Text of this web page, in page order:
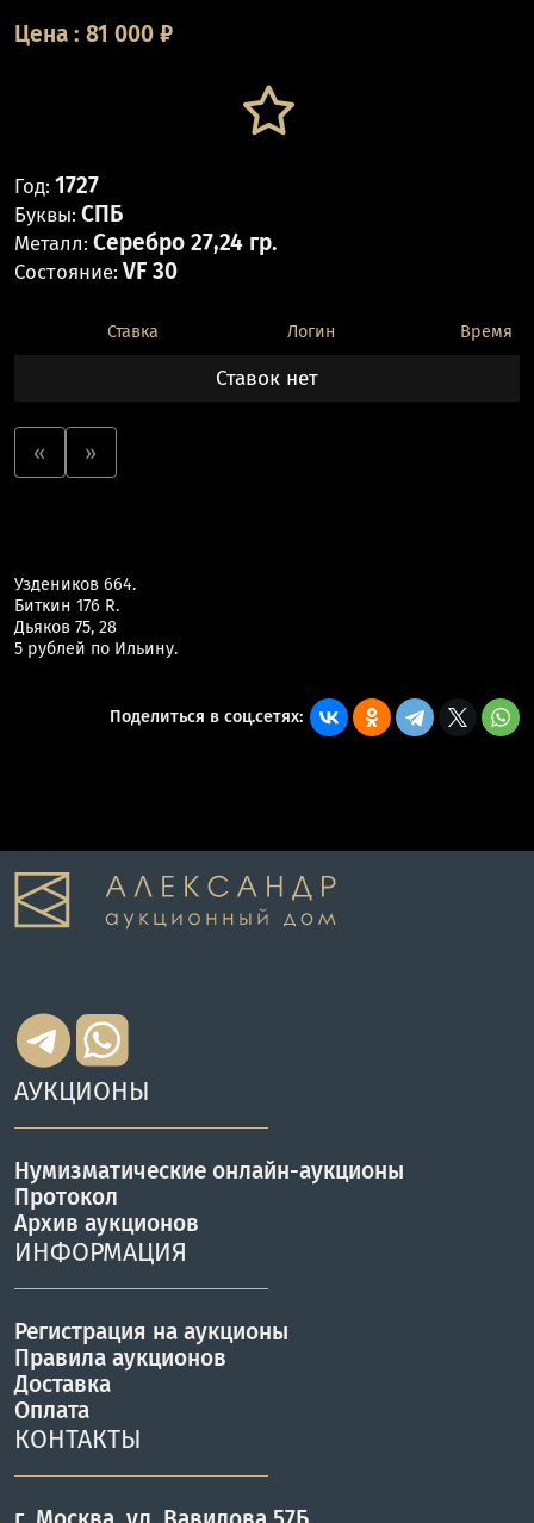
Цена : 81 000 ₽
Год: 1727
Буквы: СПБ
Металл: Серебро 27,24 гр.
Состояние: VF 30
Ставка Логин Время
Ставок нет
« »
Уздеников 664.
Биткин 176 R.
Дьяков 75, 28
5 рублей по Ильину.
Поделиться в соц.сетях:
АУКЦИОНЫ
Нумизматические онлайн-аукционы
Протокол
Архив аукционов
ИНФОРМАЦИЯ
Регистрация на аукционы
Правила аукционов
Доставка
Оплата
КОНТАКТЫ